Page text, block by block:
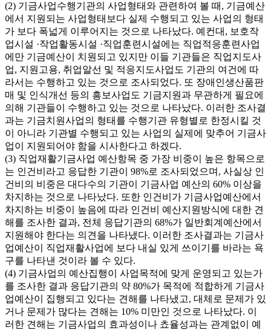
(2) 기금사업수행기관의 사업형태와 관련하여 볼 때, 기금예산
에서 지원되는 사업형태보다 실제 수행되고 있는 사업의 형태
가 보다 폭넓게 이루어지는 것으로 나타났다. 예컨대, 보호작
업시설 ·작업활동시설 ·직업훈련시설에는 직업적응훈련사업
에만 기금예산이 치원되고 있지만 이들 기관들은 직업지도사
업, 지원고용, 취업알선 및 적응지도사업도 기관의 여건에 따
라서는 수행하고 있는 것으로 조사되었다. 또 장애인생산품판
매 및 인식개선 등의 흥보사업도 기금지원과 무관하게 필요에
의해 기관들이 수행하고 있는 것으로 나타났다. 이러한 조사결
과는 기금치원사업의 형태를 수행기관 유형별로 한정시킬 것
이 아니라 기관별 수행되고 있는 사업의 실제에 맞추어 기금사
업이 지원되어야 함을 시사한다고 하겠다.
(3) 직업재활기금사업 예산항목 중 가장 비중이 높은 항목으로
는 인건비라고 응답한 기관이 98%로 조사되었으며, 사실상 인
건비의 비중은 대다수의 기관이 기금사업 예산의 60% 이상을
차지하는 것으로 나타났다. 또한 인건비가 기금사업예산에서
차지하는 비중이 높음에 따라 인건비 예산지원방식에 대한 견
해를 조사한 결과, 전체 응답기관의 68%가 일반회계예산에서
지원해야 한다는 의견을 나타냈다. 이러한 조사결과는 기금사
업예산이 직업재활사업에 보다 내실 있게 쓰이기를 바라는 욕
구를 나타낸 것이라 볼 수 있다.
(4) 기금사업의 예산집행이 사업목적에 맞게 운영되고 있는가
를 조사한 결과 응답기관의 약 80%가 목적에 적합하게 기금사
업예산이 집행되고 있다는 견해를 나타냈고, 대체로 문제가 있
거나 문제가 많다는 견해는 10% 미만인 것으로 나타났다. 이
러한 견해는 기금사업의 효과성이나 쵸율성과는 관계없이 예